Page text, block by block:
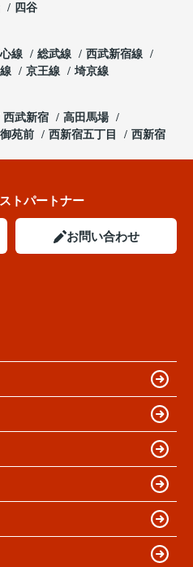
四谷
線 総武線
西武新宿線
京王線 埼京線
西武新宿
高田馬場
苑前 西新宿五丁目 西新宿
トパートナー
お問い合わせ